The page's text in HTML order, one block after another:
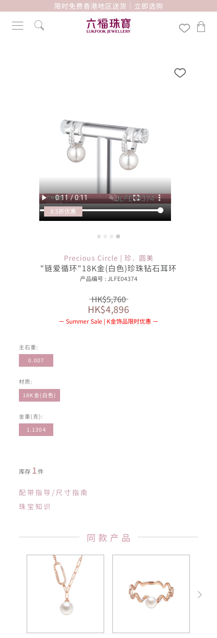
限时免费香港地区送货｜立即选购
8.5折优惠
Precious Circle | 珍．圆美
"链爱循环"18K金(白色)珍珠钻石耳环
产品编号 : JLFE04374
HK$5,760
HK$4,896
Summer Sale | K金饰品限时优惠
主石重:
0.007
材质:
18K金(白色)
金重(克):
1.1304
库存 1件
配带指导/尺寸指南
珠宝知识
同款产品